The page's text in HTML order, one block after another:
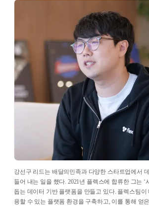
강선구 리드는 배달의민족과 다양한 스타트업에서
들어 내는 일을 했다. 2021년 플렉스에 합류한 그는 ‘
돕는 데이터 기반 플랫폼을 만들고 있다. 플렉스팀
용할 수 있는 플랫폼 환경을 구축하고, 이를 통해 얻